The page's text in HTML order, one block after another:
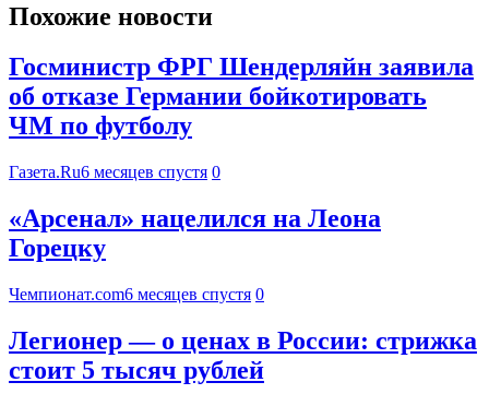
Похожие новости
Госминистр ФРГ Шендерляйн заявила
об отказе Германии бойкотировать
ЧМ по футболу
Газета.Ru6 месяцев спустя 0
«Арсенал» нацелился на Леона
Горецку
Чемпионат.com6 месяцев спустя 0
Легионер — о ценах в России: стрижка
стоит 5 тысяч рублей